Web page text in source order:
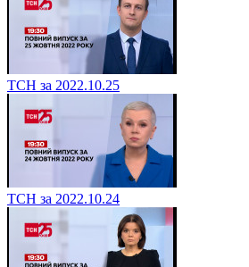
ТСН за 2022.10.25
ТСН за 2022.10.24